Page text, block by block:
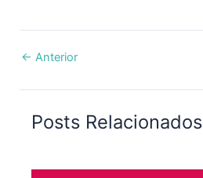
← Anterior
Posts Relacionados